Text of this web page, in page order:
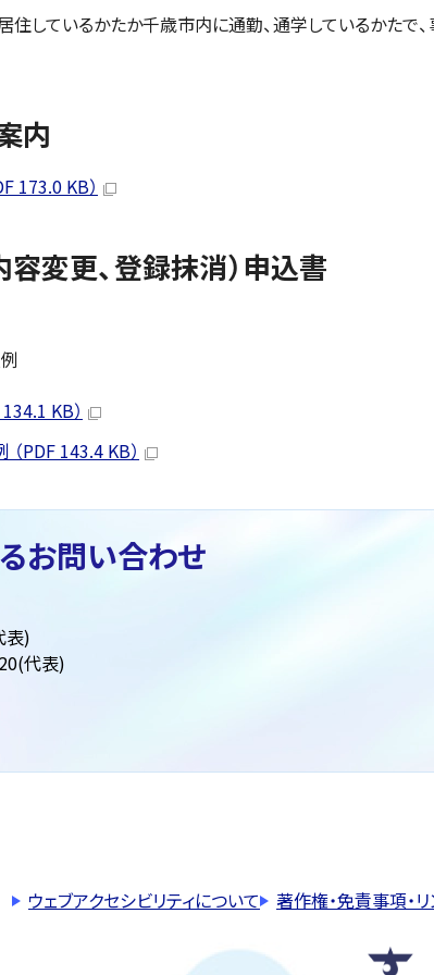
住しているかたか千歳市内に通勤、通学しているかたで
内
173.0 KB）
容変更、登録抹消）申込書
KB）
PDF 143.4 KB）
お問い合わせ
表)
代表)
ウェブアクセシビリティについて 著作権・免責事項・